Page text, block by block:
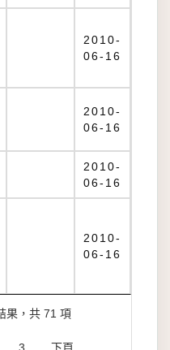
2010-
06-16
2010-
06-16
2010-
06-16
2010-
06-16
果，共 71 項